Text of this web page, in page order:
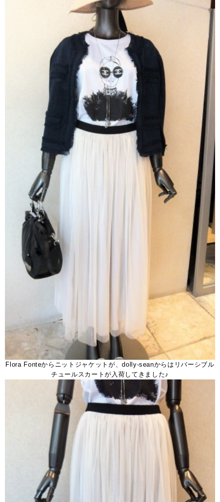
Flora Fonteからニットジャケットが、dolly-seanからはリバーシブル
チュールスカートが入荷してきました♪